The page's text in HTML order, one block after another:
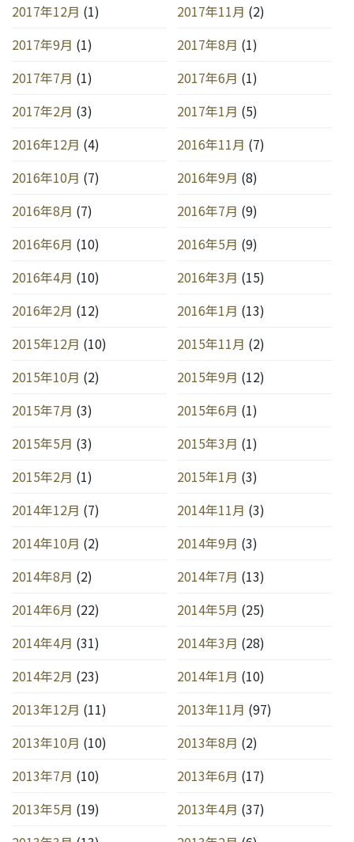
2017年12月 (1) 2017年11月 (2)
2017年9月 (1) 2017年8月 (1)
2017年7月 (1) 2017年6月 (1)
2017年2月 (3) 2017年1月 (5)
2016年12月 (4) 2016年11月 (7)
2016年10月 (7) 2016年9月 (8)
2016年8月 (7) 2016年7月 (9)
2016年6月 (10) 2016年5月 (9)
2016年4月 (10) 2016年3月 (15)
2016年2月 (12) 2016年1月 (13)
2015年12月 (10) 2015年11月 (2)
2015年10月 (2) 2015年9月 (12)
2015年7月 (3) 2015年6月 (1)
2015年5月 (3) 2015年3月 (1)
2015年2月 (1) 2015年1月 (3)
2014年12月 (7) 2014年11月 (3)
2014年10月 (2) 2014年9月 (3)
2014年8月 (2) 2014年7月 (13)
2014年6月 (22) 2014年5月 (25)
2014年4月 (31) 2014年3月 (28)
2014年2月 (23) 2014年1月 (10)
2013年12月 (11) 2013年11月 (97)
2013年10月 (10) 2013年8月 (2)
2013年7月 (10) 2013年6月 (17)
2013年5月 (19) 2013年4月 (37)